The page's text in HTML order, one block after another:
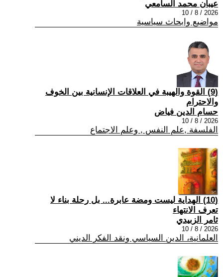
عيبان محمد السامعي
2026 / 8 / 10
مواضيع وابحاث سياسية
(9) القوة والهيبة في العلاقات الإنسانية بين الخوف
والاحترام
حسام الدين فياض
2026 / 8 / 10
الفلسفة ,علم النفس , وعلم الاجتماع
(10) الهداية ليست ومضة عابرة... بل رحلة بناء لا
تعرف الانتهاء
ثامر الزبيدي
2026 / 8 / 10
العلمانية، الدين السياسي ونقد الفكر الديني